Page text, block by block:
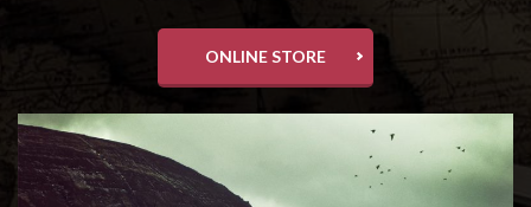
ONLINE STORE